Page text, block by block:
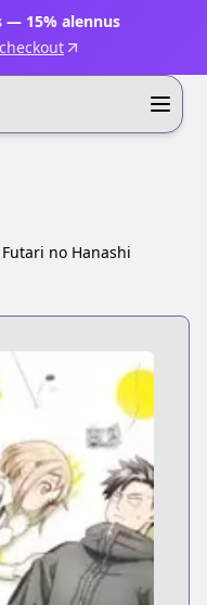
— 15% alennus
no Hanashi